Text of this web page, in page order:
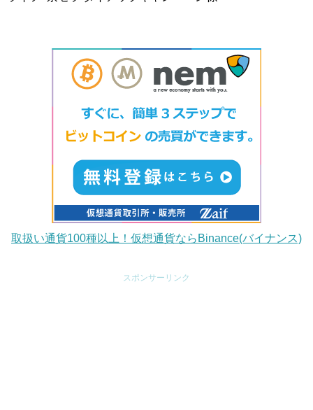
取扱い通貨100種以上！仮想通貨ならBinance(バイナンス)
スポンサーリンク